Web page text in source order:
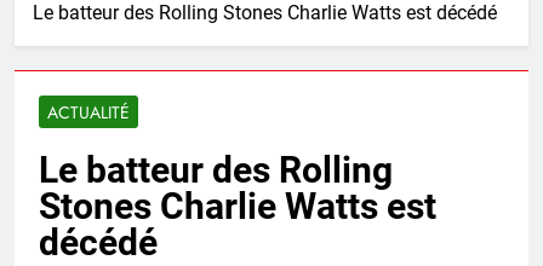
Le batteur des Rolling Stones Charlie Watts est décédé
ACTUALITÉ
Le batteur des Rolling
Stones Charlie Watts est
décédé